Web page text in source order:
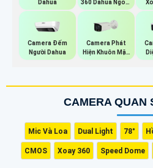
Dahua
360 Dahua Ngoài
Trời
Camera Đếm
Người Dahua
Camera Phát
Hiện Khuôn Mặt
Dahua
CAMERA QUAN
Mic Và Loa Dual Light 78°
CMOS Xoay 360 Speed Dome